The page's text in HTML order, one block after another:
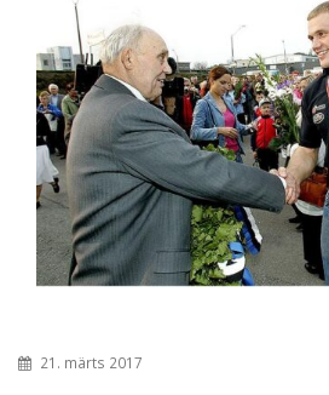
21. märts 2017